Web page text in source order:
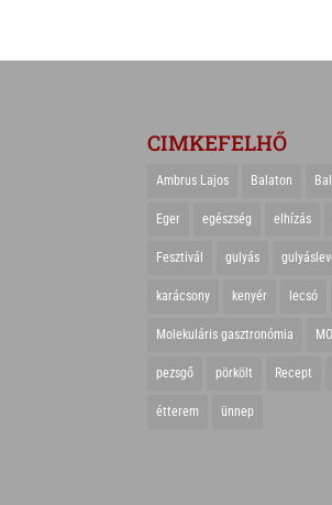
CIMKEFELHŐ
Ambrus Lajos Balaton
Eger egészség elhízás
Fesztivál gulyás
karácsony kenyér lecsó
Molekuláris gasztronómia
pezsgő pörkölt Recept
étterem ünnep